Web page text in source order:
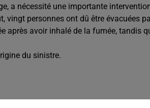
a nécessité une importante
vingt personnes ont dû être évacuées
après avoir inhalé de la fumée, tandis
du sinistre.